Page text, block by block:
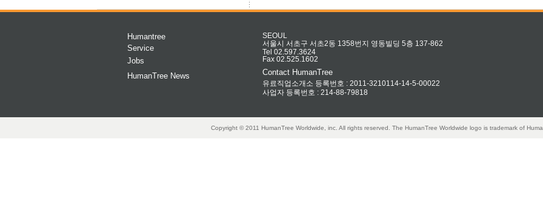
Humantree
Service
Jobs
HumanTree News
SEOUL
서울시 서초구 서초2동 1358번지 영동빌딩 5층 137-862
Tel 02.597.3624
Fax 02.525.1602
Contact HumanTree
유료직업소개소 등록번호 : 2011-3210114-14-5-00022
사업자 등록번호 : 214-88-79818
Copyright © 2011 HumanTree Worldwide, inc. All rights reserved. The HumanTree Worldwide logo is trademark of